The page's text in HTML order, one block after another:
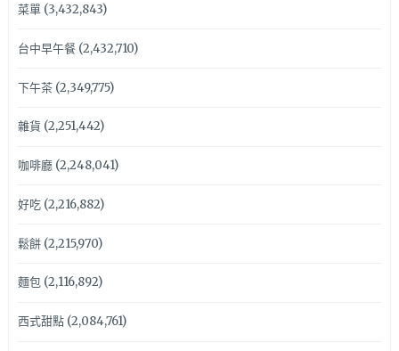
菜單(3,432,843)
台中早午餐(2,432,710)
下午茶(2,349,775)
雜貨 (2,251,442)
咖啡廳(2,248,041)
好吃(2,216,882)
鬆餅(2,215,970)
麵包(2,116,892)
西式甜點(2,084,761)